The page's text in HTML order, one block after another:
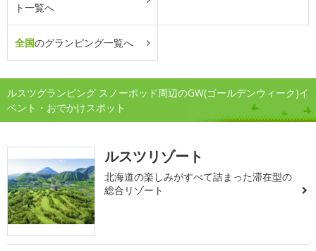
ト一覧へ
全国のグランピング一覧へ
ルスツグランピング スノーポッド周辺のGW(ゴールデンウィーク)イ
ベント・おでかけスポット
ルスツリゾート
北海道の楽しみがすべて詰まった滞在型の
総合リゾート